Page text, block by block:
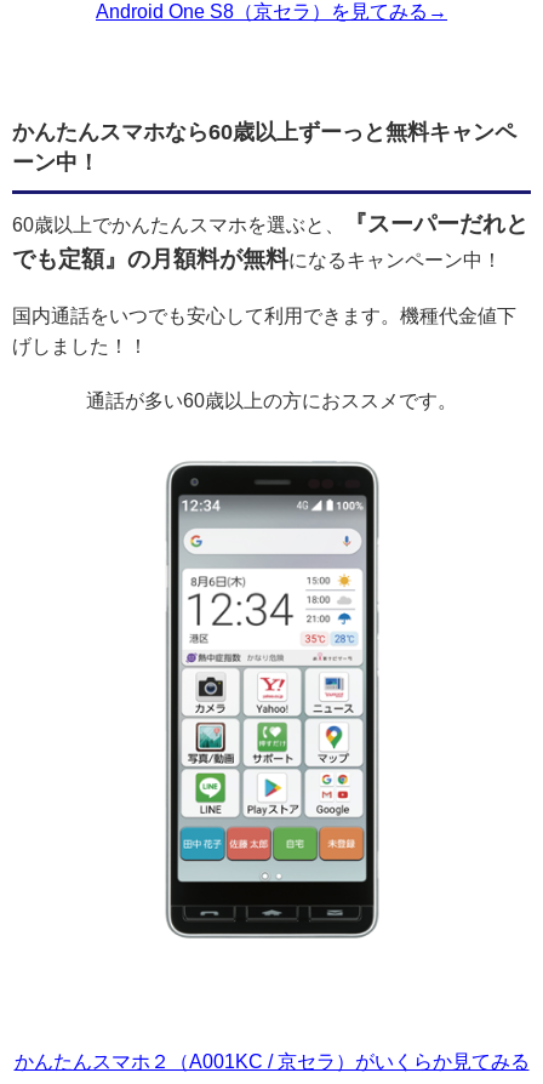
Android One S8（京セラ）を見てみる→
かんたんスマホなら60歳以上ずーっと無料キャンペ
ーン中！
60歳以上でかんたんスマホを選ぶと、
『スーパーだれと
でも定額』の月額料が無料になるキャンペーン中！
国内通話をいつでも安心して利用できます。機種代金値下
げしました！！
通話が多い60歳以上の方におススメです。
かんたんスマホ２（A001KC / 京セラ）がいくらか見てみる